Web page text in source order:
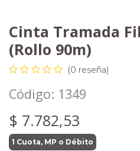
Cinta Tramada
(Rollo 90m)
(0 reseña)
Código: 1349
$ 7.782,53
1 Cuota, MP o Débito